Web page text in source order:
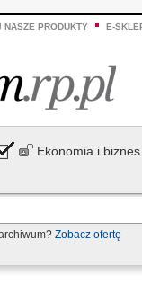
NASZE PRODUKTY E-
Ekonomia i biznes
Zobacz ofertę